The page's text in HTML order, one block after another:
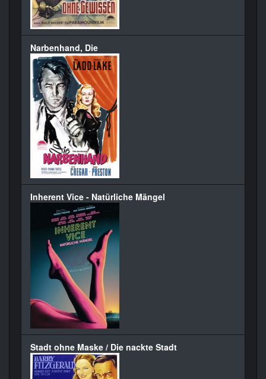
Narbenhand, Die
Inherent Vice - Natürliche Mängel
Stadt ohne Maske / Die nackte Stadt